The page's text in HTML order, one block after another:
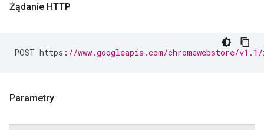
Żądanie HTTP
POST https : //www.googleapis.com/chromewebstore/
Parametry